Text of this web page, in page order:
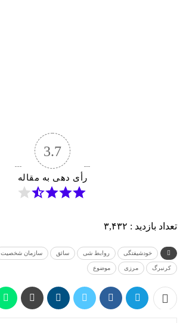
3.7
رأی دهی به مقاله
تعداد بازدید : ۳,۴۳۲
خودشیفتگی روابط شی سائق سازمان شخصیت
کرنبرگ مرزی موضوع